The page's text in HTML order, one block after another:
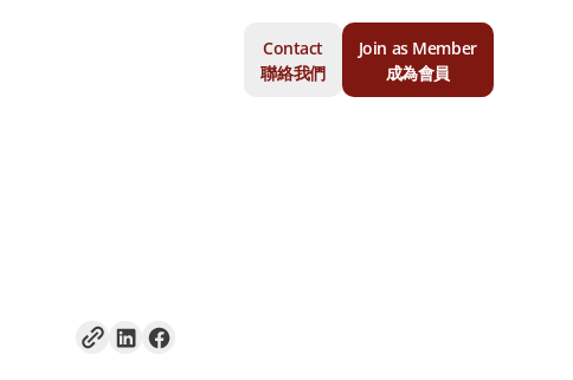
Contact
聯絡我們
Join as Member
成為會員